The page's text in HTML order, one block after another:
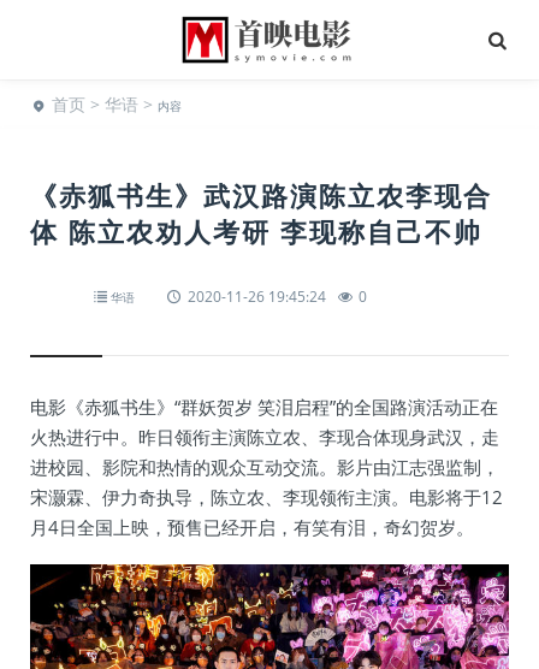
首页 > 华语 > 内容
《赤狐书生》武汉路演陈立农李现合
体 陈立农劝人考研 李现称自己不帅
华语 2020-11-26 19:45:24 0
电影《赤狐书生》“群妖贺岁 笑泪启程”的全国路演活动正在
火热进行中。昨日领衔主演陈立农、李现合体现身武汉，走
进校园、影院和热情的观众互动交流。影片由江志强监制，
宋灏霖、伊力奇执导，陈立农、李现领衔主演。电影将于12
月4日全国上映，预售已经开启，有笑有泪，奇幻贺岁。